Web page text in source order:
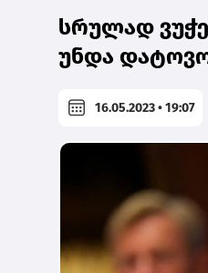
სრულად
უნდა
16.05.2023 • 19:07